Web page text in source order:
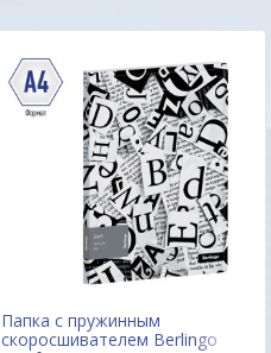
Папка с пружинным
скоросшивателем Berlingo